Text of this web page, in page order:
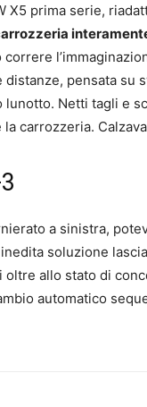
X5 prima serie,
pensata su
Netti tagli e
carrozzeria. Calzava
a sinistra,
soluzione
oltre allo stato di
automatico